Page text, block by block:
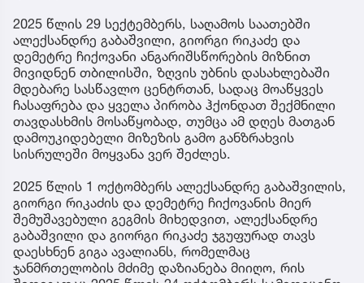
2025 წლის 29 სექტემბერს, საღამოს საათებში
ალექსანდრე გაბაშვილი, გიორგი რიკაძე და
დემეტრე ჩიქოვანი ანგარიშსწორების მიზნით
მივიდნენ თბილისში, ზღვის უბნის დასახლებაში
მდებარე სასწავლო ცენტრთან, სადაც მოაწყვეს
ჩასაფრება და ყველა პირობა ჰქონდათ შექმნილი
თავდასხმის მოსაწყობად, თუმცა ამ დღეს მათგან
დამოუკიდებელი მიზეზის გამო განზრახვის
სისრულეში მოყვანა ვერ შეძლეს.
2025 წლის 1 ოქტომბერს ალექსანდრე გაბაშვილის,
გიორგი რიკაძის და დემეტრე ჩიქოვანის მიერ
შემუშავებული გეგმის მიხედვით, ალექსანდრე
გაბაშვილი და გიორგი რიკაძე ჯგუფურად თავს
დაესხნენ გიგა ავალიანს, რომელმაც
ჯანმრთელობის მძიმე დაზიანება მიიღო, რის